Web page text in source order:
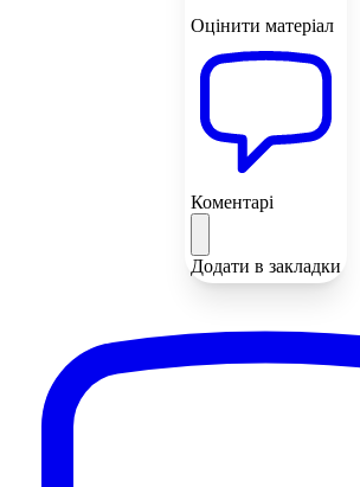
Оцінити матеріал
Коментарі
Додати в закладки